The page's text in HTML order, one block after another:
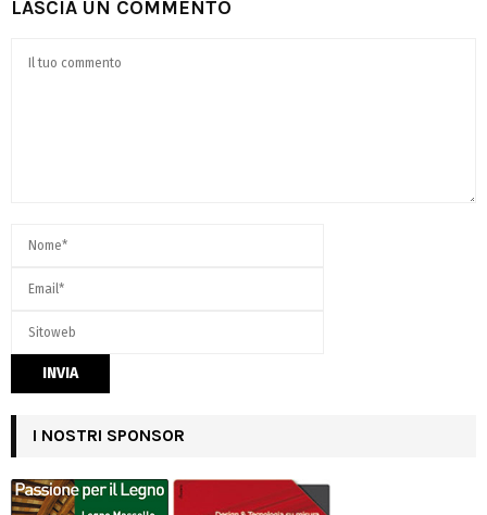
LASCIA UN COMMENTO
I NOSTRI SPONSOR